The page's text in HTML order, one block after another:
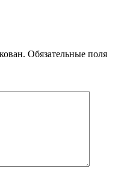
Обязательные поля